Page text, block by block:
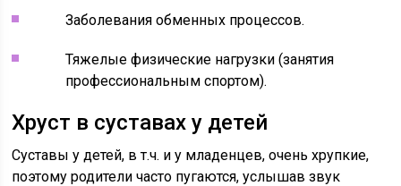
Заболевания обменных процессов.
Тяжелые физические нагрузки (занятия
профессиональным спортом).
Хруст в суставах у детей
Суставы у детей, в т.ч. и у младенцев, очень хрупкие,
поэтому родители часто пугаются, услышав звук